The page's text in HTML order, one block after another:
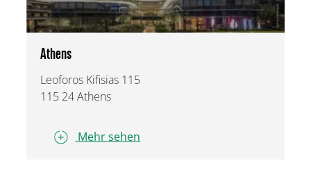
Athens
Leoforos Kifisias 115
115 24 Athens
Mehr sehen